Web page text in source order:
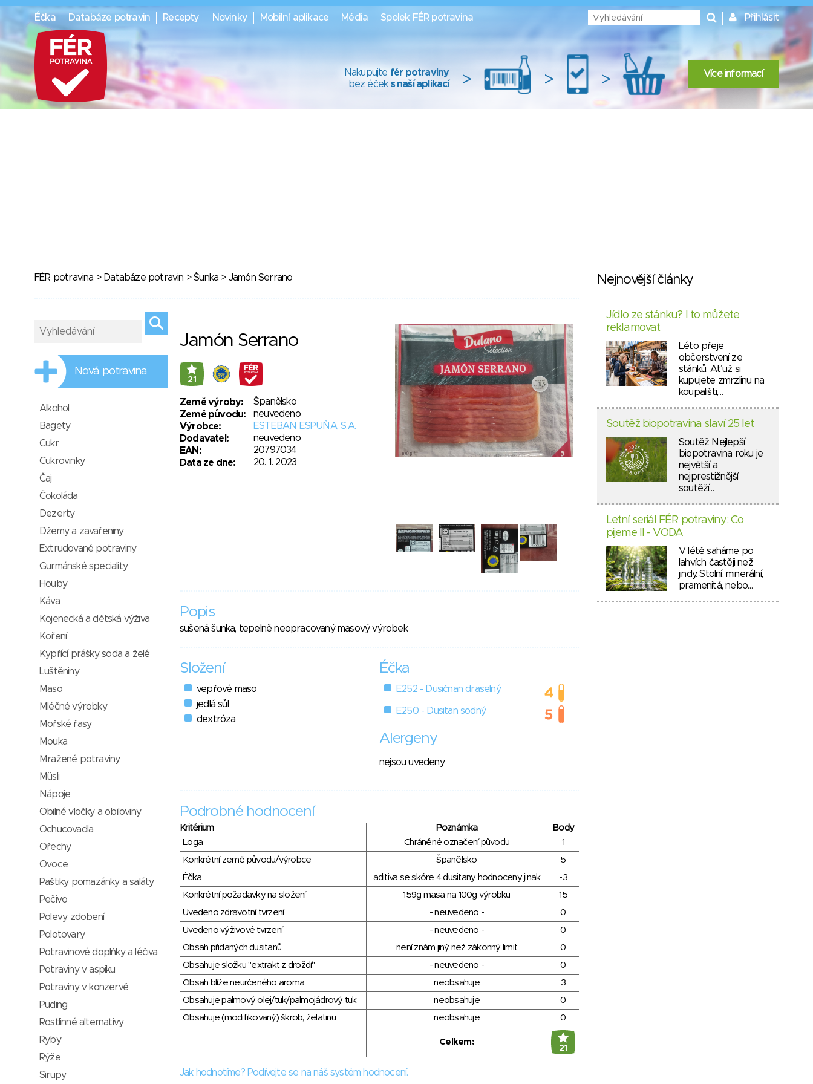
Éčka Databáze potravin Recepty Novinky Mobilní aplikace Média Spolek FÉR potravina Přihlásit
Nakupujte fér potraviny
bez éček s naší aplikací > > > Více informací
FÉR potravina > Databáze potravin >Šunka > Jamón Serrano
Jamón Serrano
21
Země výroby:
Španělsko
Země původu:
neuvedeno
Výrobce:
ESTEBAN ESPUŇA, S.A.
Dodavatel:
neuvedeno
EAN:
20797034
Data ze dne:
20. 1. 2023
Popis
sušená šunka, tepelně neopracovaný masový výrobek
Složení
vepřové maso
jedlá sůl
dextróza
Éčka
E252 - Dusičnan draselný
E250 - Dusitan sodný
Alergeny
nejsou uvedeny
Podrobné hodnocení
Kritérium Poznámka
Body
Loga
Chráněné označení původu
1
Konkrétní země původu/výrobce
Španělsko
5
Éčka
aditiva se skóre 4 dusitany hodnoceny jinak
-3
Konkrétní požadavky na složení
159g masa na 100g výrobku
15
Uvedeno zdravotní tvrzení
- neuvedeno -
0
Uvedeno výživové tvrzení
- neuvedeno -
0
Obsah přidaných dusitanů
není znám jiný než zákonný limit
0
Obsahuje složku "extrakt z droždí"
- neuvedeno -
0
Obsah blíže neurčeného aroma
neobsahuje
3
Obsahuje palmový olej/tuk/palmojádrový tuk
neobsahuje
0
Obsahuje (modifikovaný) škrob, želatinu
neobsahuje 0
Celkem:
21
Jak hodnotíme? Podívejte se na náš systém hodnocení.
Nová potravina
Alkohol
Bagety
Cukr
Cukrovinky
Čaj
Čokoláda
Dezerty
Džemy a zavařeniny
Extrudované potraviny
Gurmánské speciality
Houby
Káva
Kojenecká a dětská výživa
Koření
Kypřící prášky, soda a želé
Luštěniny
Maso
Mléčné výrobky
Mořské řasy
Mouka
Mražené potraviny
Müsli
Nápoje
Obilné vločky a obiloviny
Ochucovadla
Ořechy
Ovoce
Paštiky, pomazánky a saláty
Pečivo
Polevy, zdobení
Polotovary
Potravinové doplňky a léčiva
Potraviny v aspiku
Potraviny v konzervě
Puding
Rostlinné alternativy
Ryby
Rýže
Sirupy
Nejnovější články
Jídlo ze stánku? I to můžete
reklamovat
Léto přeje
občerstvení ze
stánků. Ať už si
kupujete zmrzlinu na
koupališti,…
Soutěž biopotravina slaví 25 let
Soutěž Nejlepší
biopotravina roku je
největší a
nejprestižnější
soutěží…
Letní seriál FÉR potraviny: Co
pijeme II - VODA
V létě saháme po
lahvích častěji než
jindy. Stolní, minerální,
pramenitá, nebo…